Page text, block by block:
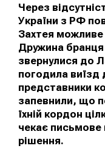
Через
України з РФ
Захтея можливе
Дружина
звернулися до
погодила
представники
запевнили, що
їхній кордон
чекає письмове
рішення.